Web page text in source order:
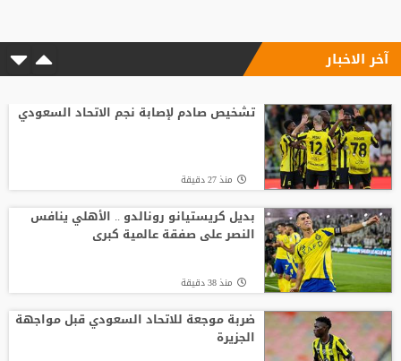
مبكرًا برسالة نارية
انطلاق منافسات بطولة الحسن الدولية
العاشرة للتايكواندو
افتتاح دورة "سبارتاكياد شعوب روسيا" 2026
في يكاترينبورغ
آخر الاخبار
تشخيص صادم لإصابة نجم الاتحاد السعودي
منذ 27 دقيقة
بديل كريستيانو رونالدو .. الأهلي ينافس
النصر على صفقة عالمية كبرى
منذ 38 دقيقة
ضربة موجعة للاتحاد السعودي قبل مواجهة
الجزيرة